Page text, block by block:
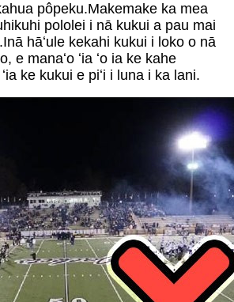
pôpeku.Makemake ka mea
pololei i nā kukui a pau mai
hāʻule kekahi kukui i loko o nā
e manaʻo ʻia ʻo ia ke kahe
ke kukui e piʻi i luna i ka lani.